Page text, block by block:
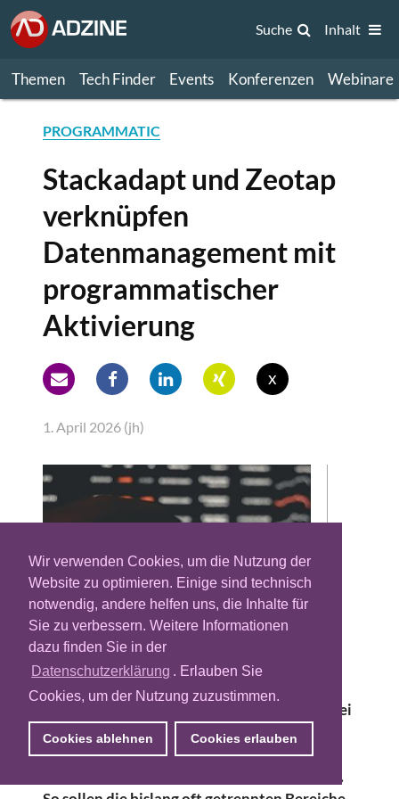
Wir verwenden Cookies, um die Nutzung der
Website zu optimieren. Einige sind technisch
notwendig, andere helfen uns, die Inhalte für
Sie zu verbessern. Weitere Informationen
dazu finden Sie in der
Datenschutzerklärung . Erlauben Sie
Cookies, um der Nutzung zuzustimmen.
Cookies ablehnen Cookies erlauben
Themen Tech Finder Events Konferenzen Webinare
Suche Inhalt
PROGRAMMATIC
Stackadapt und Zeotap
verknüpfen
Datenmanagement mit
programmatischer
Aktivierung
x
1. April 2026 (jh)
Der Adtech-Anbieter Stackadapt und die
Customer-Data-Plattform (CDP) Zeotap
haben eine Partnerschaft angekündigt. Dabei
geht es um die direkte Anbindung von First-
Party-Daten aus der CDP an die
programmatische Kampagnenaussteuerung.